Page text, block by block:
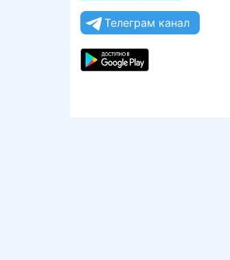
Телеграм канал